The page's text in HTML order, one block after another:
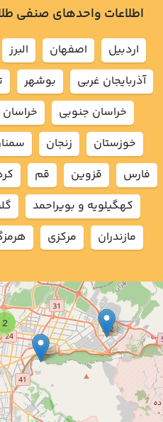
2
اطلاعات واحدهای صنفی
اردبيل اصفهان البرز
آذربايجان غربي
بوشهر
خراسان جنوبي
خوزستان
زنجان
فارس
قزوين قم
كهگيلويه و بويراحمد
مازندران
مركزي